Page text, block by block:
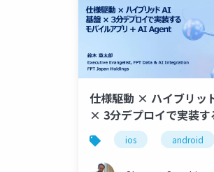
仕様駆動 × ハイブリッ
× 3分デプロイで実装す
ルアプリ + AI Agent
ios android